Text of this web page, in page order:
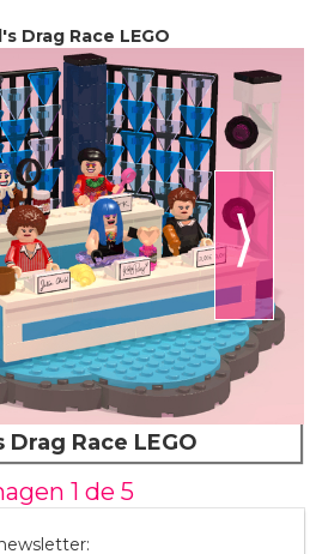
Drag Race LEGO
⟩
Drag Race LEGO
1 de 5